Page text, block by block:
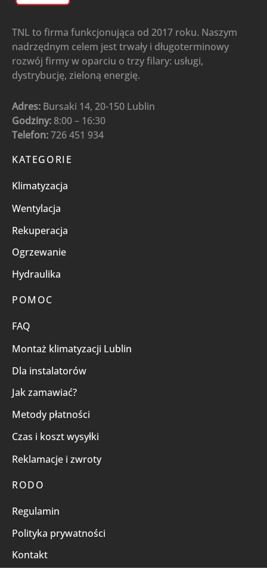
TNL to firma funkcjonująca od 2017 roku. Naszym
nadrzędnym celem jest trwały i długoterminowy
rozwój firmy w oparciu o trzy filary: usługi,
dystrybucję, zieloną energię.
Adres: Bursaki 14, 20-150 Lublin
Godziny: 8:00 – 16:30
Telefon:726 451 934
KATEGORIE
Klimatyzacja
Wentylacja
Rekuperacja
Ogrzewanie
Hydraulika
POMOC
FAQ
Montaż klimatyzacji Lublin
Dla instalatorów
Jak zamawiać?
Metody płatności
Czas i koszt wysyłki
Reklamacje i zwroty
RODO
Regulamin
Polityka prywatności
Kontakt